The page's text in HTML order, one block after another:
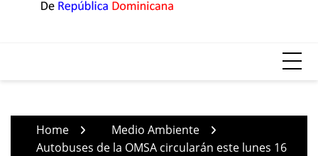
Home
Medio Ambiente
Autobuses de la OMSA circularán este lunes 16